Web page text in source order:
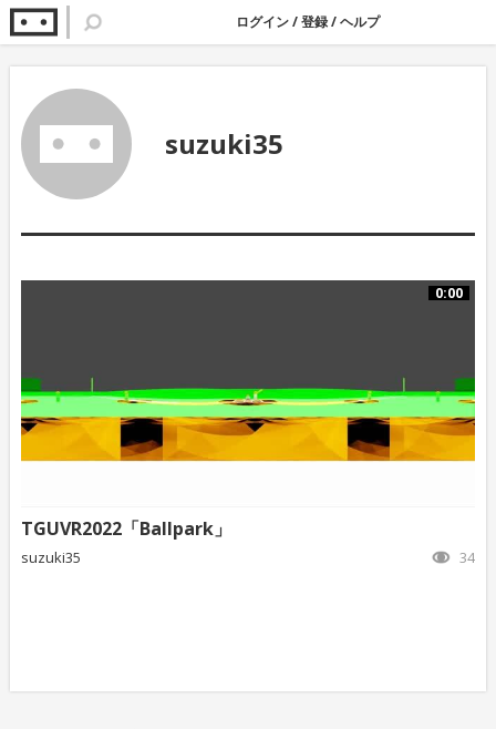
ログイン/登録/ヘルプ
suzuki35
0:00
TGUVR2022「Ballpark」
suzuki35 34